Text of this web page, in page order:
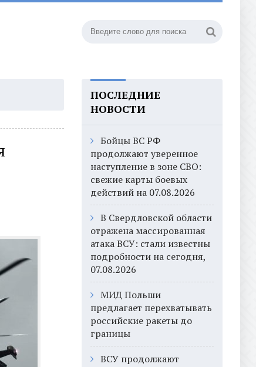
ПОСЛЕДНИЕ
НОВОСТИ
Бойцы ВС РФ
продолжают уверенное
наступление в зоне СВО:
свежие карты боевых
действий на 07.08.2026
В Свердловской области
отражена массированная
атака ВСУ: стали известны
подробности на сегодня,
07.08.2026
МИД Польши
предлагает перехватывать
российские ракеты до
границы
ВСУ продолжают